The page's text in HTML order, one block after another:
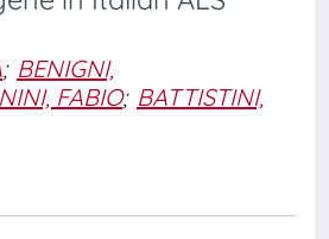
; BENIGNI,
FABIO; BATTISTINI,